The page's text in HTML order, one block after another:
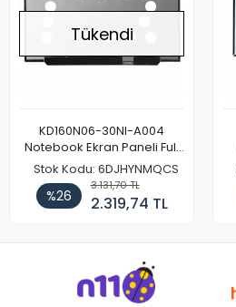
Tükendi
KD160N06-30NI-A004
Notebook Ekran Paneli Full
HD
Stok Kodu: 6DJHYNMQCS
%26
3.131,70 TL
2.319,74 TL